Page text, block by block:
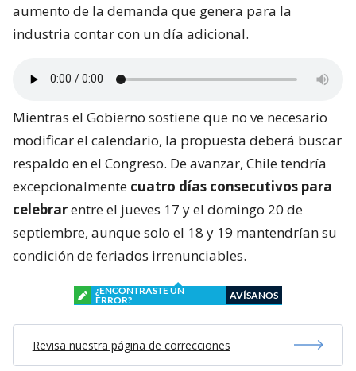
aumento de la demanda que genera para la
industria contar con un día adicional.
Mientras el Gobierno sostiene que no ve necesario
modificar el calendario, la propuesta deberá buscar
respaldo en el Congreso. De avanzar, Chile tendría
excepcionalmente cuatro días consecutivos para
celebrarentre el jueves 17 y el domingo 20 de
septiembre, aunque solo el 18 y 19 mantendrían su
condición de feriados irrenunciables.
¿ENCONTRASTE UN
ERROR?
AVÍSANOS
Revisa nuestra página de correcciones